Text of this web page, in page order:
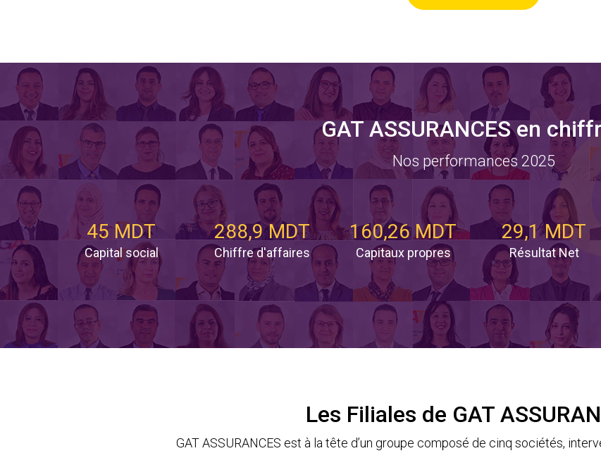
GAT ASSURANCES en
Nos performances 2025
45 MDT
Capital social
288,9 MDT
Chiffre d'affaires
160,26 MDT
Capitaux propres
29,1 MDT
Résultat Net
Les Filiales de GAT
GAT ASSURANCES est à la tête d’un groupe composé de cinq sociétés,